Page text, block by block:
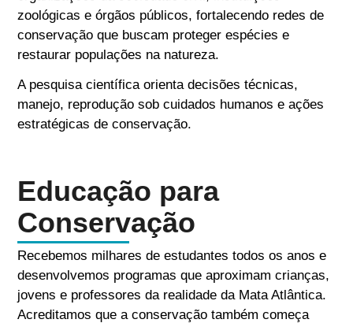
zoológicas e órgãos públicos, fortalecendo redes de
conservação que buscam proteger espécies e
restaurar populações na natureza.
A pesquisa científica orienta decisões técnicas,
manejo, reprodução sob cuidados humanos e ações
estratégicas de conservação.
Educação para
Conservação
Recebemos milhares de estudantes todos os anos e
desenvolvemos programas que aproximam crianças,
jovens e professores da realidade da Mata Atlântica.
Acreditamos que a conservação também começa